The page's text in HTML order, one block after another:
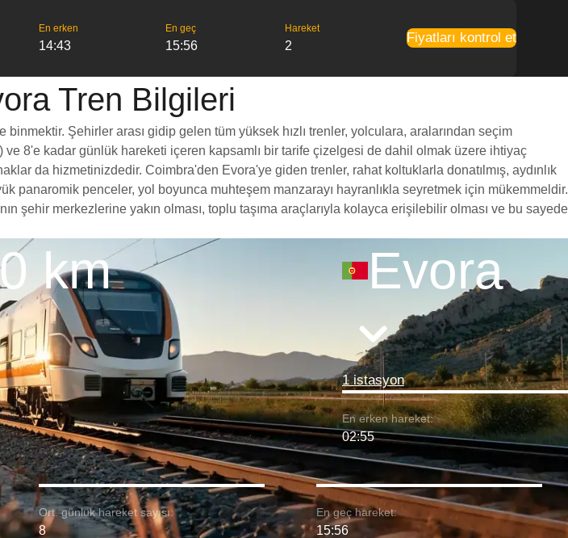
En erken
14:43
En geç
15:56
Hareket
2
Fiyatları kontrol et
Tren Bilgileri
Şehirler arası gidip gelen tüm yüksek hızlı trenler, yolculara, aralarından seçim
8'e kadar günlük hareketi içeren kapsamlı bir tarife çizelgesi de dahil olmak üzere ihtiyaç
da hizmetinizdedir. Coimbra'den Evora'ye giden trenler, rahat koltuklarla donatılmış, aydınlık
panaromik penceler, yol boyunca muhteşem manzarayı hayranlıkla seyretmek için mükemmeldir.
şehir merkezlerine yakın olması, toplu taşıma araçlarıyla kolayca erişilebilir olması ve bu sayede
km Evora
1 istasyon
En erken hareket:
02:55
Ort. günlük hareket sayısı:
8
En geç hareket:
15:56